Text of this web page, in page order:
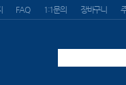
FAQ 1:1문의 장바구니